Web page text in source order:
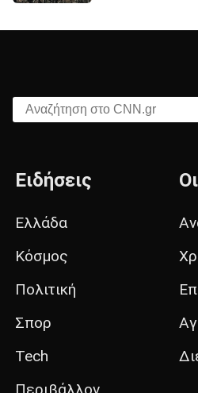
Αναζήτηση στο CNN.gr
Ειδήσεις
Ελλάδα
Κόσμος
Πολιτική
Σπορ
Tech